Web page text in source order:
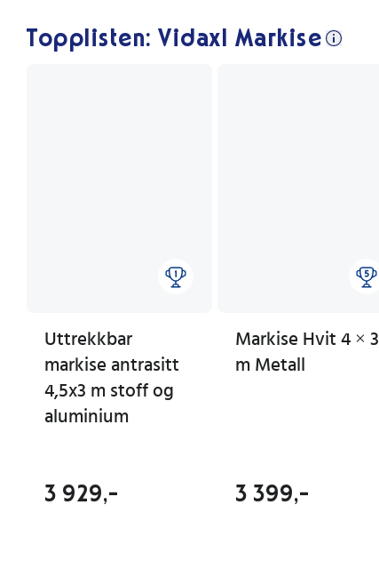
Topplisten: Vidaxl Markise
Uttrekkbar
markise antrasitt
4,5x3 m stoff og
aluminium
3 929,-
Markise Hvit 4 × 3
m Metall
3 399,-